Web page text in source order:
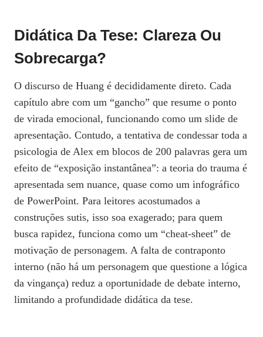
Didática Da Tese: Clareza Ou
Sobrecarga?
O discurso de Huang é decididamente direto. Cada
capítulo abre com um “gancho” que resume o ponto
de virada emocional, funcionando como um slide de
apresentação. Contudo, a tentativa de condessar toda a
psicologia de Alex em blocos de 200 palavras gera um
efeito de “exposição instantânea”: a teoria do trauma é
apresentada sem nuance, quase como um infográfico
de PowerPoint. Para leitores acostumados a
construções sutis, isso soa exagerado; para quem
busca rapidez, funciona como um “cheat‑sheet” de
motivação de personagem. A falta de contraponto
interno (não há um personagem que questione a lógica
da vingança) reduz a oportunidade de debate interno,
limitando a profundidade didática da tese.